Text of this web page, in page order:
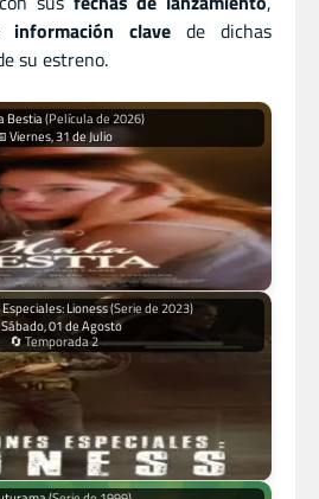
información clave de dichas
su estreno.
Bestia(Película de 2026)
Viernes, 31 de Julio
Lioness(Serie de 2023)
01 de Agosto
🔄 Temporada 2